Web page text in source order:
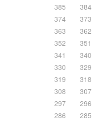
385
384
374
373
363
362
352
351
341
340
330
329
319
318
308
307
297
296
286
285